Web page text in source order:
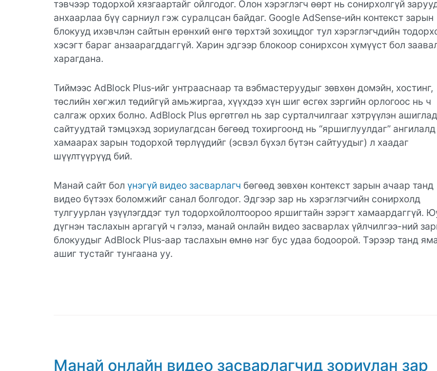
тэвчээр тодорхой хязгаартайг ойлгодог. Олон хэрэглэгч өөрт нь сонирхолгүй
анхаарлаа бүү сарниул гэж суралцсан байдаг. Google AdSense‑ийн контекст зарын
блокууд ихэвчлэн сайтын ерөнхий өнгө төрхтэй зохицдог тул хэрэглэгчдийн
хэсэгт бараг анзаарагддаггүй. Харин эдгээр блокоор сонирхсон хүмүүст бол
харагдана.
Тиймээс AdBlock Plus‑ийг унтрааснаар та вэбмастеруудыг зөвхөн домэйн, хостинг,
төслийн хөгжил төдийгүй амьжиргаа, хүүхдээ хүн шиг өсгөх зэргийн орлогоос нь ч
салгаж орхих болно. AdBlock Plus өргөтгөл нь зар сурталчилгааг хэтрүүлэн
сайтуудтай тэмцэхэд зориулагдсан бөгөөд тохиргоонд нь “яршиглуулдаг” ангилалд
хамаарах зарын тодорхой төрлүүдийг (эсвэл бүхэл бүтэн сайтуудыг) л хаадаг
шүүлтүүрүүд бий.
Манай сайт бол үнэгүй видео засварлагч бөгөөд зөвхөн контекст зарын ачаар танд
видео бүтээх боломжийг санал болгодог. Эдгээр зар нь хэрэглэгчийн сонирхолд
тулгуурлан үзүүлэгддэг тул тодорхойлолтоороо яршигтайн зэрэгт хамаардаггүй.
дүгнэн таслахын аргагүй ч гэлээ, манай онлайн видео засварлах үйлчилгээ-ний
блокуудыг AdBlock Plus‑аар таслахын өмнө нэг бус удаа бодоорой. Тэрээр танд
ашиг тустайг тунгаана уу.
Манай онлайн видео засварлагчид зориулан зар